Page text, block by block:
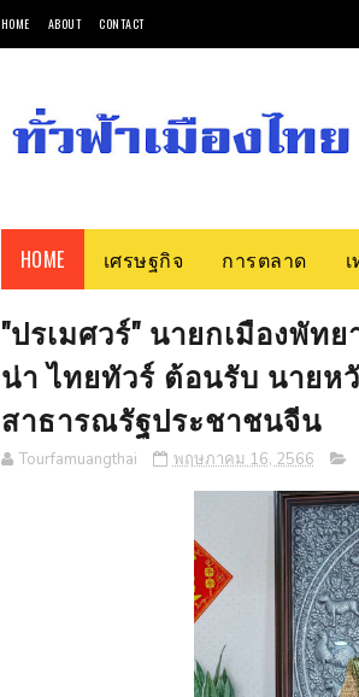
HOME ABOUT CONTACT
HOME เศรษฐกิจ การตลาด
"ปรเมศวร์" นายกเมืองพัท
น่า ไทยทัวร์ ต้อนรับ นายห
สาธารณรัฐประชาชนจีน
Tourfamuangthai พฤษภาคม 16, 2566